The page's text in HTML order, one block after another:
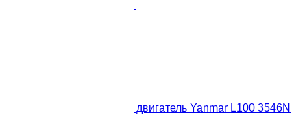
двигатель Yanmar L100 3546N